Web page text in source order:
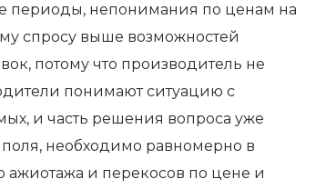
периоды, непонимания по ценам на
спросу выше возможностей
потому что производитель не
понимают ситуацию с
и часть решения вопроса уже
необходимо равномерно в
ажиотажа и перекосов по цене и